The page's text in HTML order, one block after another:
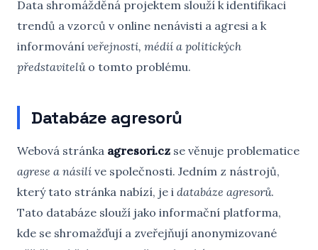
Data shromážděná projektem slouží k identifikaci
trendů a vzorců v online nenávisti a agresi a k
informování veřejnosti, médií a politických
představitelůo tomto problému.
Databáze agresorů
Webová stránka agresori.cz se věnuje problematice
agrese a násilí ve společnosti. Jedním z nástrojů,
který tato stránka nabízí, je i databáze agresorů.
Tato databáze slouží jako informační platforma,
kde se shromažďují a zveřejňují anonymizované